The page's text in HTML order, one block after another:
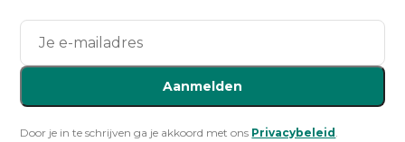
Aanmelden
Door je in te schrijven ga je akkoord met ons Privacybeleid .